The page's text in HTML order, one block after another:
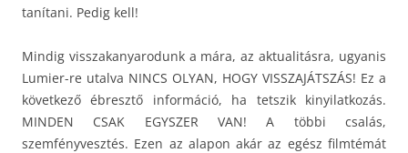
tanítani. Pedig kell!
Mindig visszakanyarodunk a mára, az aktualitásra, ugyanis
Lumier-re utalva NINCS OLYAN, HOGY VISSZAJÁTSZÁS! Ez a
következő ébresztő információ, ha tetszik kinyilatkozás.
MINDEN CSAK EGYSZER VAN! A többi csalás,
szemfényvesztés. Ezen az alapon akár az egész filmtémát